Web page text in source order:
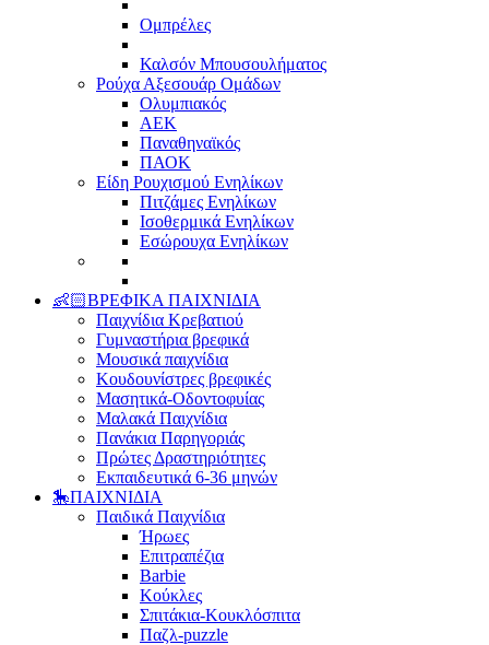
Ομπρέλες
Καλσόν Μπουσουλήματος
Ρούχα Αξεσουάρ Ομάδων
Ολυμπιακός
ΑΕΚ
Παναθηναϊκός
ΠΑΟΚ
Είδη Ρουχισμού Ενηλίκων
Πιτζάμες Ενηλίκων
Ισοθερμικά Ενηλίκων
Εσώρουχα Ενηλίκων
👶🏻ΒΡΕΦΙΚΑ ΠΑΙΧΝΙΔΙΑ
Παιχνίδια Κρεβατιού
Γυμναστήρια βρεφικά
Μουσικά παιχνίδια
Κουδουνίστρες βρεφικές
Μασητικά-Οδοντοφυίας
Μαλακά Παιχνίδια
Πανάκια Παρηγοριάς
Πρώτες Δραστηριότητες
Εκπαιδευτικά 6-36 μηνών
🎠ΠΑΙΧΝΙΔΙΑ
Παιδικά Παιχνίδια
Ήρωες
Επιτραπέζια
Barbie
Κούκλες
Σπιτάκια-Κουκλόσπιτα
Παζλ-puzzle